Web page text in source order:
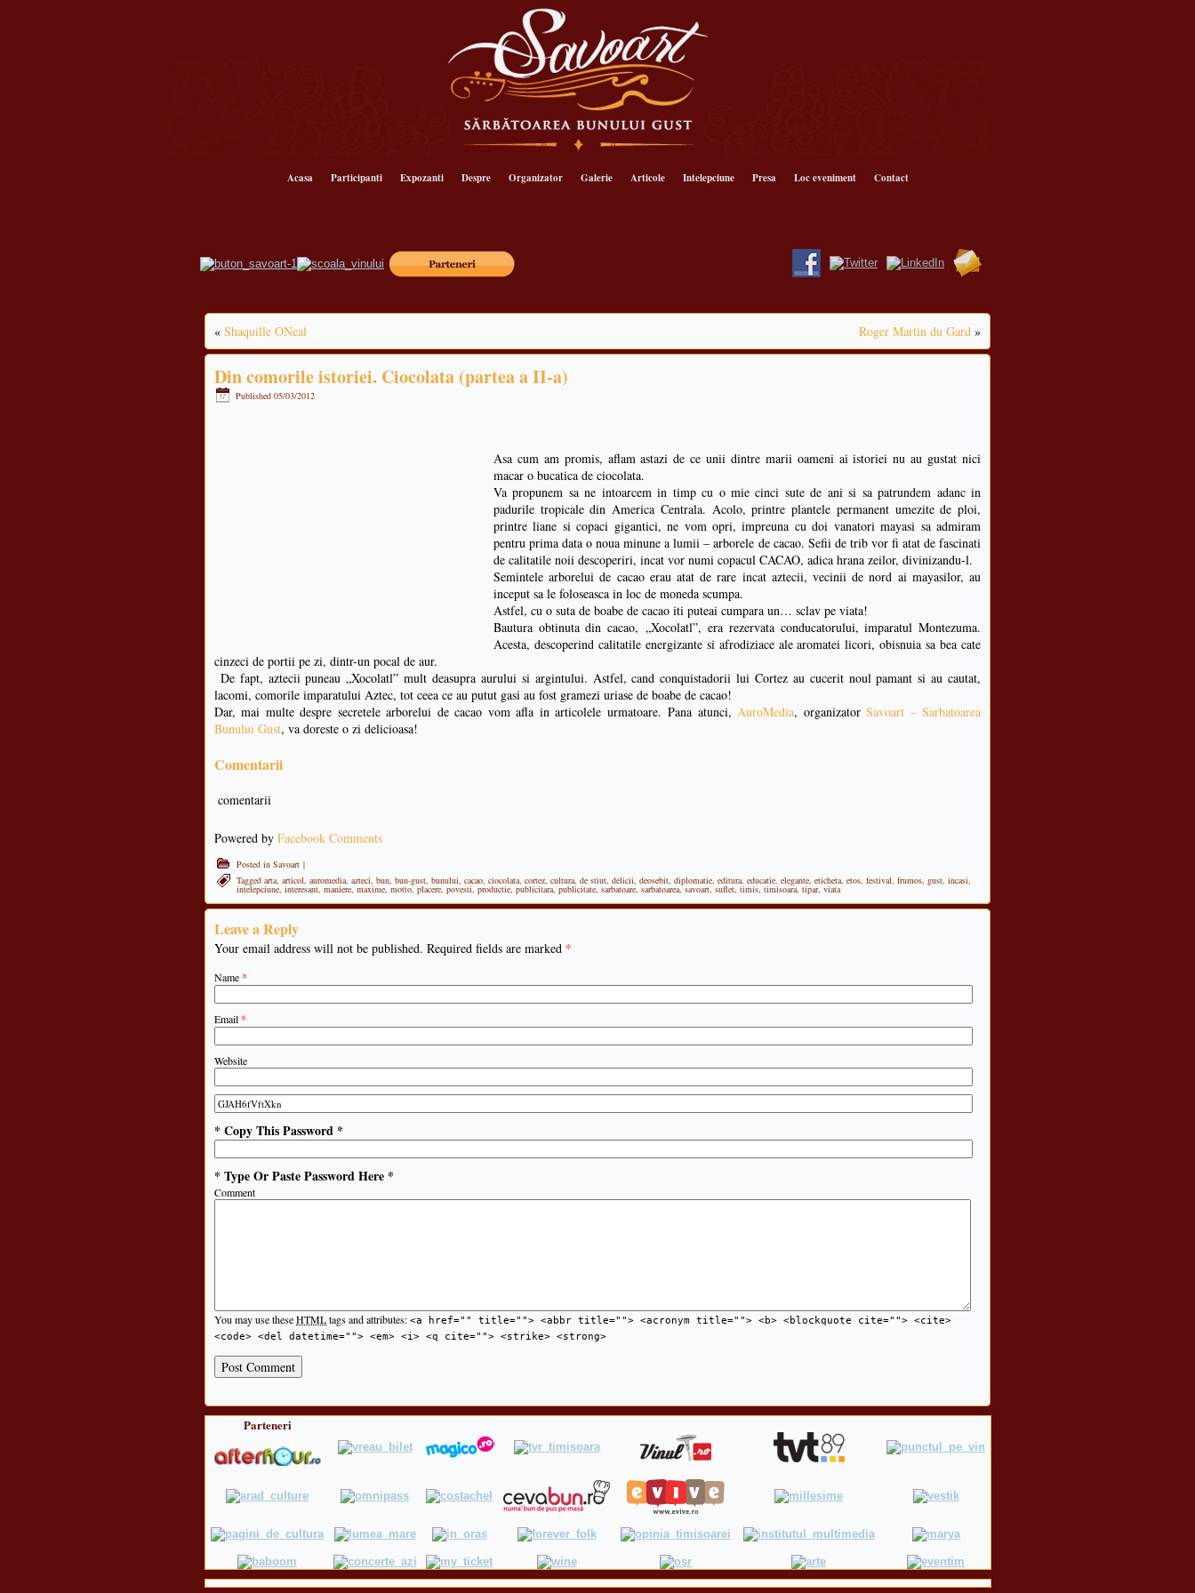
Acasa Participanti Expozanti Despre Organizator Galerie Articole Intelepciune Presa Loc eveniment Contact
« Shaquille ONeal Roger Martin du Gard »
Din comorile istoriei. Ciocolata (partea a II-a)
Published 05/03/2012
Asa cum am promis, aflam astazi de ce unii dintre marii oameni ai istoriei nu au gustat nici
macar o bucatica de ciocolata.
Va propunem sa ne intoarcem in timp cu o mie cinci sute de ani si sa patrundem adanc in
padurile tropicale din America Centrala. Acolo, printre plantele permanent umezite de ploi,
printre liane si copaci gigantici, ne vom opri, impreuna cu doi vanatori mayasi sa admiram
pentru prima data o noua minune a lumii – arborele de cacao. Sefii de trib vor fi atat de fascinati
de calitatile noii descoperiri, incat vor numi copacul CACAO, adica hrana zeilor, divinizandu-l.
Semintele arborelui de cacao erau atat de rare incat aztecii, vecinii de nord ai mayasilor, au
inceput sa le foloseasca in loc de moneda scumpa.
Astfel, cu o suta de boabe de cacao iti puteai cumpara un… sclav pe viata!
Bautura obtinuta din cacao, „Xocolatl”, era rezervata conducatorului, imparatul Montezuma.
Acesta, descoperind calitatile energizante si afrodiziace ale aromatei licori, obisnuia sa bea cate
cinzeci de portii pe zi, dintr-un pocal de aur.
De fapt, aztecii puneau „Xocolatl” mult deasupra aurului si argintului. Astfel, cand conquistadorii lui Cortez au cucerit noul pamant si au cautat,
lacomi, comorile imparatului Aztec, tot ceea ce au putut gasi au fost gramezi uriase de boabe de cacao!
Dar, mai multe despre secretele arborelui de cacao vom afla in articolele urmatoare. Pana atunci,AuroMedia, organizatorSavoart – Sarbatoarea
Bunului Gust, va doreste o zi delicioasa!
Comentarii
comentarii
Powered by Facebook Comments
Posted in Savoart |
Tagged arta, articol, auromedia, azteci, bun, bun-gust, bunului, cacao, ciocolata, cortez, cultura, de stiut, delicii, deosebit, diplomatie, editura, educatie, elegante, eticheta, etos, festival, frumos, gust, incasi,
intelepciune, interesant, maniere, maxime, motto, placere, povesti, productie, publicitara, publicitate, sarbatoare, sarbatoarea,savoart, suflet, timis, timisoara, tipar, viata
Leave a Reply
Your email address will not be published. Required fields are marked *
Name*
Email*
Website
* Copy This Password *
* Type Or Paste Password Here *
Comment
You may use theseHTMLtags and attributes: <a href="" title=""> <abbr title=""> <acronym title=""> <b> <blockquote cite=""> <cite>
<code> <del datetime=""> <em> <i> <q cite=""> <strike> <strong>
Parteneri